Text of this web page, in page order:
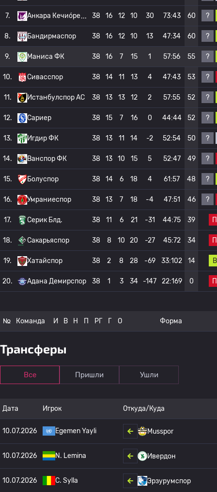
7. Анкара Кечио́ре 38 16 12 10 30 73:43 60 ?
8. Бандирмаспор 38 16 12 10 13 47:34 60 ?
9. Маниса ФК 38 16 7 15 1 57:56 55 ?
10. Сивасспор 38 14 11 13 4 47:43 53 ?
11. Истанбулспор АС 38 13 13 12 2 57:55 52 ?
12. Сариер 38 15 7 16 0 44:44 52 ?
13. Игдир ФК 38 13 11 14 -2 52:54 50 ?
14. Ванспор ФК 38 13 10 15 5 52:47 49 ?
15. Болуспор 38 14 6 18 4 61:57 48 ?
16. Умраниеспор 38 13 7 18 -4 47:51 46 ?
17. Серик Блд. 38 11 6 21 -31 44:75 39 П
18. Сакарьяспор 38 8 10 20 -27 45:72 34 П
19. Хатайспор 38 2 8 28 -69 33:102 14 В
20. Адана Демирспор 38 1 3 34 -147 22:169 0 П
№ Команда И В Н П РГ Г О Форма
Трансферы
Все Пришли Ушли
Дата Игрок Откуда/Куда
10.07.2026 Egemen Yayli Musspor
10.07.2026 N. Lemina Ивердон
10.07.2026 C. Sylla Эрзурумспор